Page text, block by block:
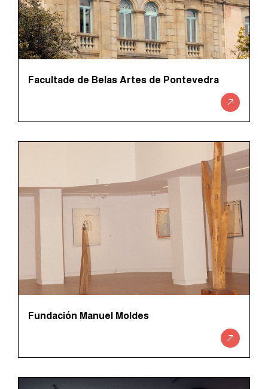
Facultade de Belas Artes de Pontevedra
Fundación Manuel Moldes